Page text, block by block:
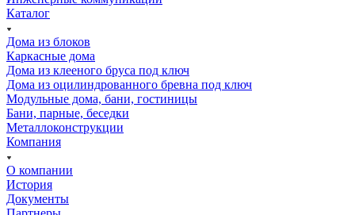
Каталог
Дома из блоков
Каркасные дома
Дома из клееного бруса под ключ
Дома из оцилиндрованного бревна под ключ
Модульные дома, бани, гостиницы
Бани, парные, беседки
Металлоконструкции
Компания
О компании
История
Документы